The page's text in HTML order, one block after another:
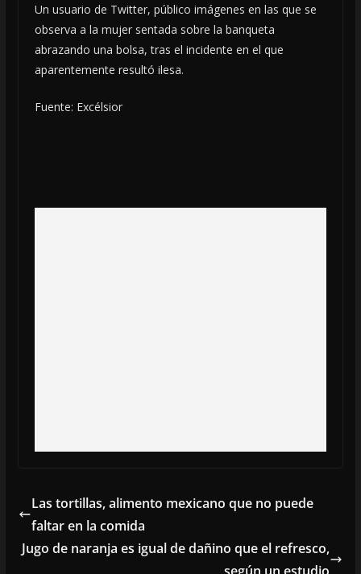
Un usuario de Twitter, público imágenes en las que se
observa a la mujer sentada sobre la banqueta
abrazando una bolsa, tras el incidente en el que
aparentemente resultó ilesa.
Fuente: Excélsior
Las tortillas, alimento mexicano que no puede
faltar en la comida
Jugo de naranja es igual de dañino que el refresco,